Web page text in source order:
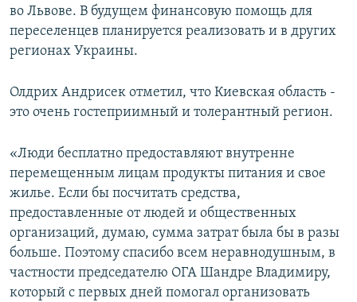
во Львове. В будущем финансовую помощь для
переселенцев планируется реализовать и в других
регионах Украины.
Олдрих Андрисек отметил, что Киевская область -
это очень гостеприимный и толерантный регион.
«Люди бесплатно предоставляют внутренне
перемещенным лицам продукты питания и свое
жилье. Если бы посчитать средства,
предоставленные от людей и общественных
организаций, думаю, сумма затрат была бы в разы
больше. Поэтому спасибо всем неравнодушным, в
частности председателю ОГА Шандре Владимиру,
который с первых дней помогал организовать